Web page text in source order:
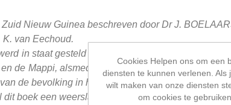
Nieuw Guinea beschreven door Dr J.
K. van Eechoud.
in staat gesteld als „ambtenaar in tijdelijke
de Mappi, alsmede langs de Zuidkust als
de bevolking in het Mappigebied.
boek een weerslag zijn.
Cookies Helpen ons om een
diensten te kunnen verlenen. Als
wilt maken van onze diensten
om cookies te gebruiken